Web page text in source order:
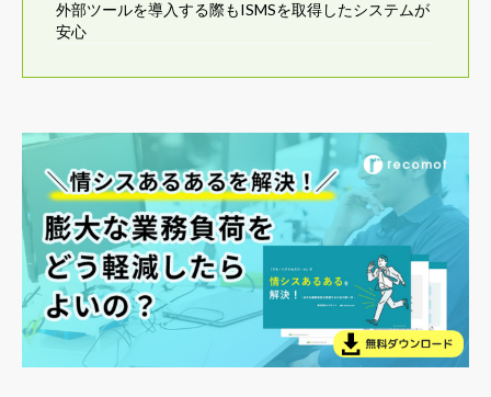
外部ツールを導入する際もISMSを取得したシステムが
安心